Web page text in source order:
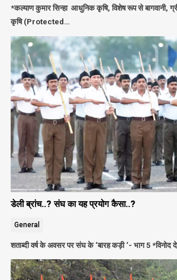
*कल्याण कुमार सिन्हा आधुनिक कृषि, विशेष रूप से बागवानी,
कृषि (Protected…
डेली ब्रांच..? संघ का यह प्रयोग कैसा..?
General
शताब्दी वर्ष के अवसर पर संघ के ‘बारह कड़ी ‘- भाग 5